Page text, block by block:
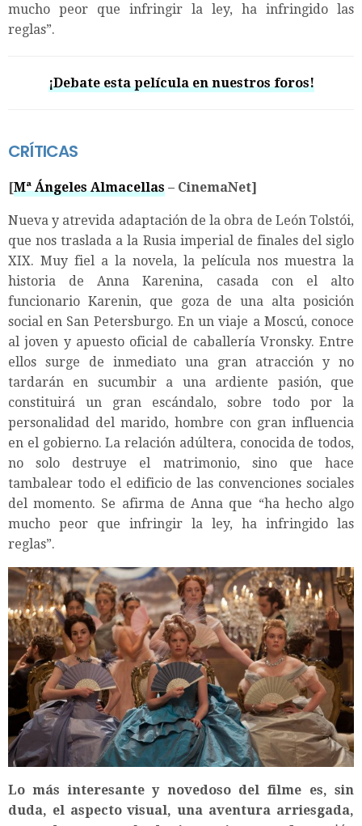
mucho peor que infringir la ley, ha infringido las
reglas”.
¡Debate esta película en nuestros foros!
CRÍTICAS
[Mª Ángeles Almacellas – CinemaNet]
Nueva y atrevida adaptación de la obra de León Tolstói,
que nos traslada a la Rusia imperial de finales del siglo
XIX. Muy fiel a la novela, la película nos muestra la
historia de Anna Karenina, casada con el alto
funcionario Karenin, que goza de una alta posición
social en San Petersburgo. En un viaje a Moscú, conoce
al joven y apuesto oficial de caballería Vronsky. Entre
ellos surge de inmediato una gran atracción y no
tardarán en sucumbir a una ardiente pasión, que
constituirá un gran escándalo, sobre todo por la
personalidad del marido, hombre con gran influencia
en el gobierno. La relación adúltera, conocida de todos,
no solo destruye el matrimonio, sino que hace
tambalear todo el edificio de las convenciones sociales
del momento. Se afirma de Anna que “ha hecho algo
mucho peor que infringir la ley, ha infringido las
reglas”.
Lo más interesante y novedoso del filme es, sin
duda, el aspecto visual, una aventura arriesgada,